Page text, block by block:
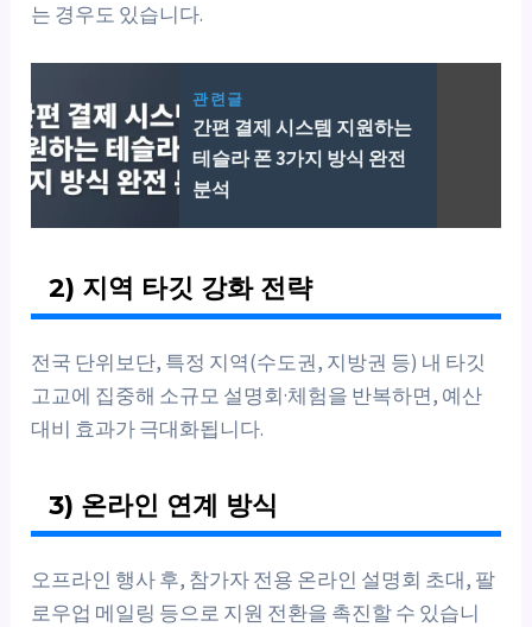
는 경우도 있습니다.
관련글
간편 결제 시스템 지원하는
테슬라 폰 3가지 방식 완전
분석
2) 지역 타깃 강화 전략
전국 단위보단, 특정 지역(수도권, 지방권 등) 내 타깃
고교에 집중해 소규모 설명회·체험을 반복하면, 예산
대비 효과가 극대화됩니다.
3) 온라인 연계 방식
오프라인 행사 후, 참가자 전용 온라인 설명회 초대, 팔
로우업 메일링 등으로 지원 전환을 촉진할 수 있습니